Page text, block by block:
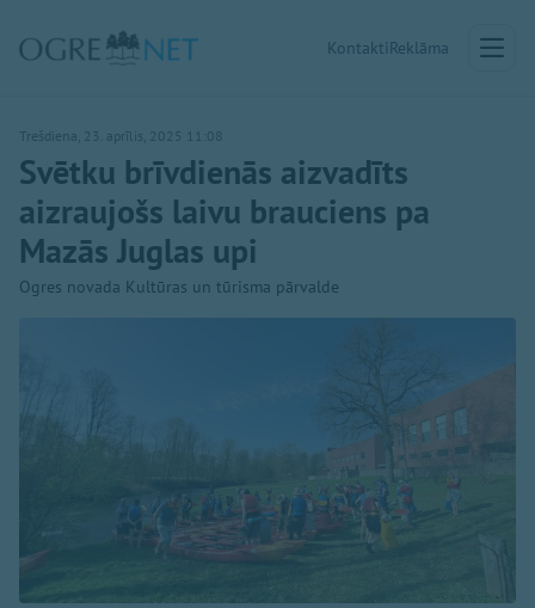
KontaktiReklāma
Trešdiena, 23. aprīlis, 2025 11:08
Svētku brīvdienās aizvadīts
aizraujošs laivu brauciens pa
Mazās Juglas upi
Ogres novada Kultūras un tūrisma pārvalde